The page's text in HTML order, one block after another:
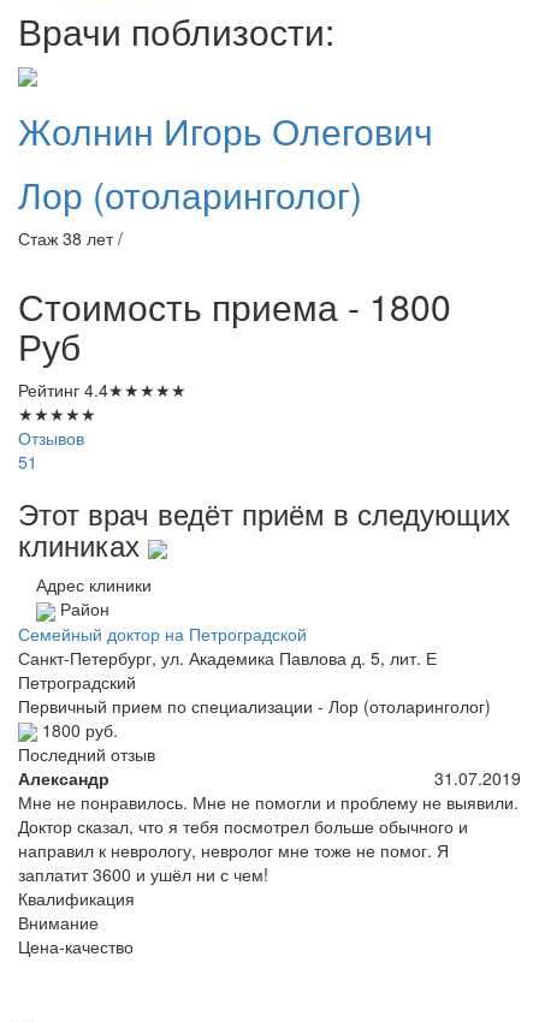
Врачи поблизости:
Жолнин Игорь Олегович
Лор (отоларинголог)
Стаж 38 лет /
Стоимость приема - 1800
Руб
Рейтинг 4.4★★★★★
★★★★★
Отзывов
51
Этот врач ведёт приём в следующих
клиниках
Адрес клиники
Район
Семейный доктор на Петроградской
Санкт-Петербург, ул. Академика Павлова д. 5, лит. Е
Петроградский
Первичный прием по специализации - Лор (отоларинголог)
1800 руб.
Последний отзыв
Александр
31.07.2019
Мне не понравилось. Мне не помогли и проблему не выявили.
Доктор сказал, что я тебя посмотрел больше обычного и
направил к неврологу, невролог мне тоже не помог. Я
заплатит 3600 и ушёл ни с чем!
Квалификация
Внимание
Цена-качество